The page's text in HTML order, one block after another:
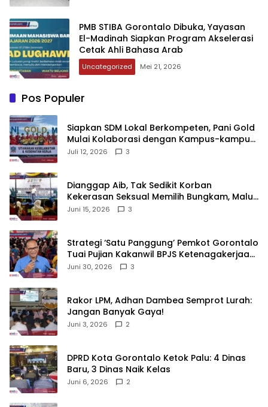
‎PMB STIBA Gorontalo Dibuka, Yayasan
El-Madinah Siapkan Program Akselerasi
Cetak Ahli Bahasa Arab
Uncategorized Mei 21, 2026
Pos Populer
‎Siapkan SDM Lokal Berkompeten, Pani Gold
Mulai Kolaborasi dengan Kampus-kampus
di Gorontalo
Juli 12, 2026 3
‎Dianggap Aib, Tak Sedikit Korban
Kekerasan Seksual Memilih Bungkam, Malu
untuk Melapor!‎
Juni 15, 2026 3
Strategi ‘Satu Panggung’ Pemkot Gorontalo
Tuai Pujian Kakanwil BPJS Ketenagakerjaan
Sulama‎‎
Juni 30, 2026 3
‎Rakor LPM, Adhan Dambea Semprot Lurah:
Jangan Banyak Gaya!‎
Juni 3, 2026 2
‎DPRD Kota Gorontalo Ketok Palu: 4 Dinas
Baru, 3 Dinas Naik Kelas
Juni 6, 2026 2